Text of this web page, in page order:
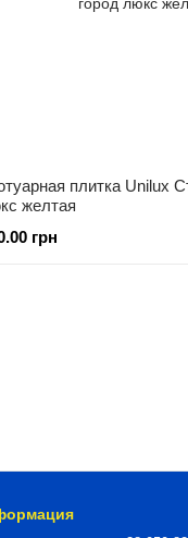
плитка Unilux
желтая
грн